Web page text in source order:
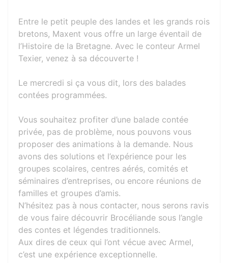
Entre le petit peuple des landes et les grands rois
bretons, Maxent vous offre un large éventail de
l’Histoire de la Bretagne. Avec le conteur Armel
Texier, venez à sa découverte !
Le mercredi si ça vous dit, lors des balades
contées programmées.
Vous souhaitez profiter d’une balade contée
privée, pas de problème, nous pouvons vous
proposer des animations à la demande. Nous
avons des solutions et l’expérience pour les
groupes scolaires, centres aérés, comités et
séminaires d’entreprises, ou encore réunions de
familles et groupes d’amis.
N’hésitez pas à nous contacter, nous serons ravis
de vous faire découvrir Brocéliande sous l’angle
des contes et légendes traditionnels.
Aux dires de ceux qui l’ont vécue avec Armel,
c’est une expérience exceptionnelle.